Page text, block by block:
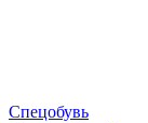
Спецобувь